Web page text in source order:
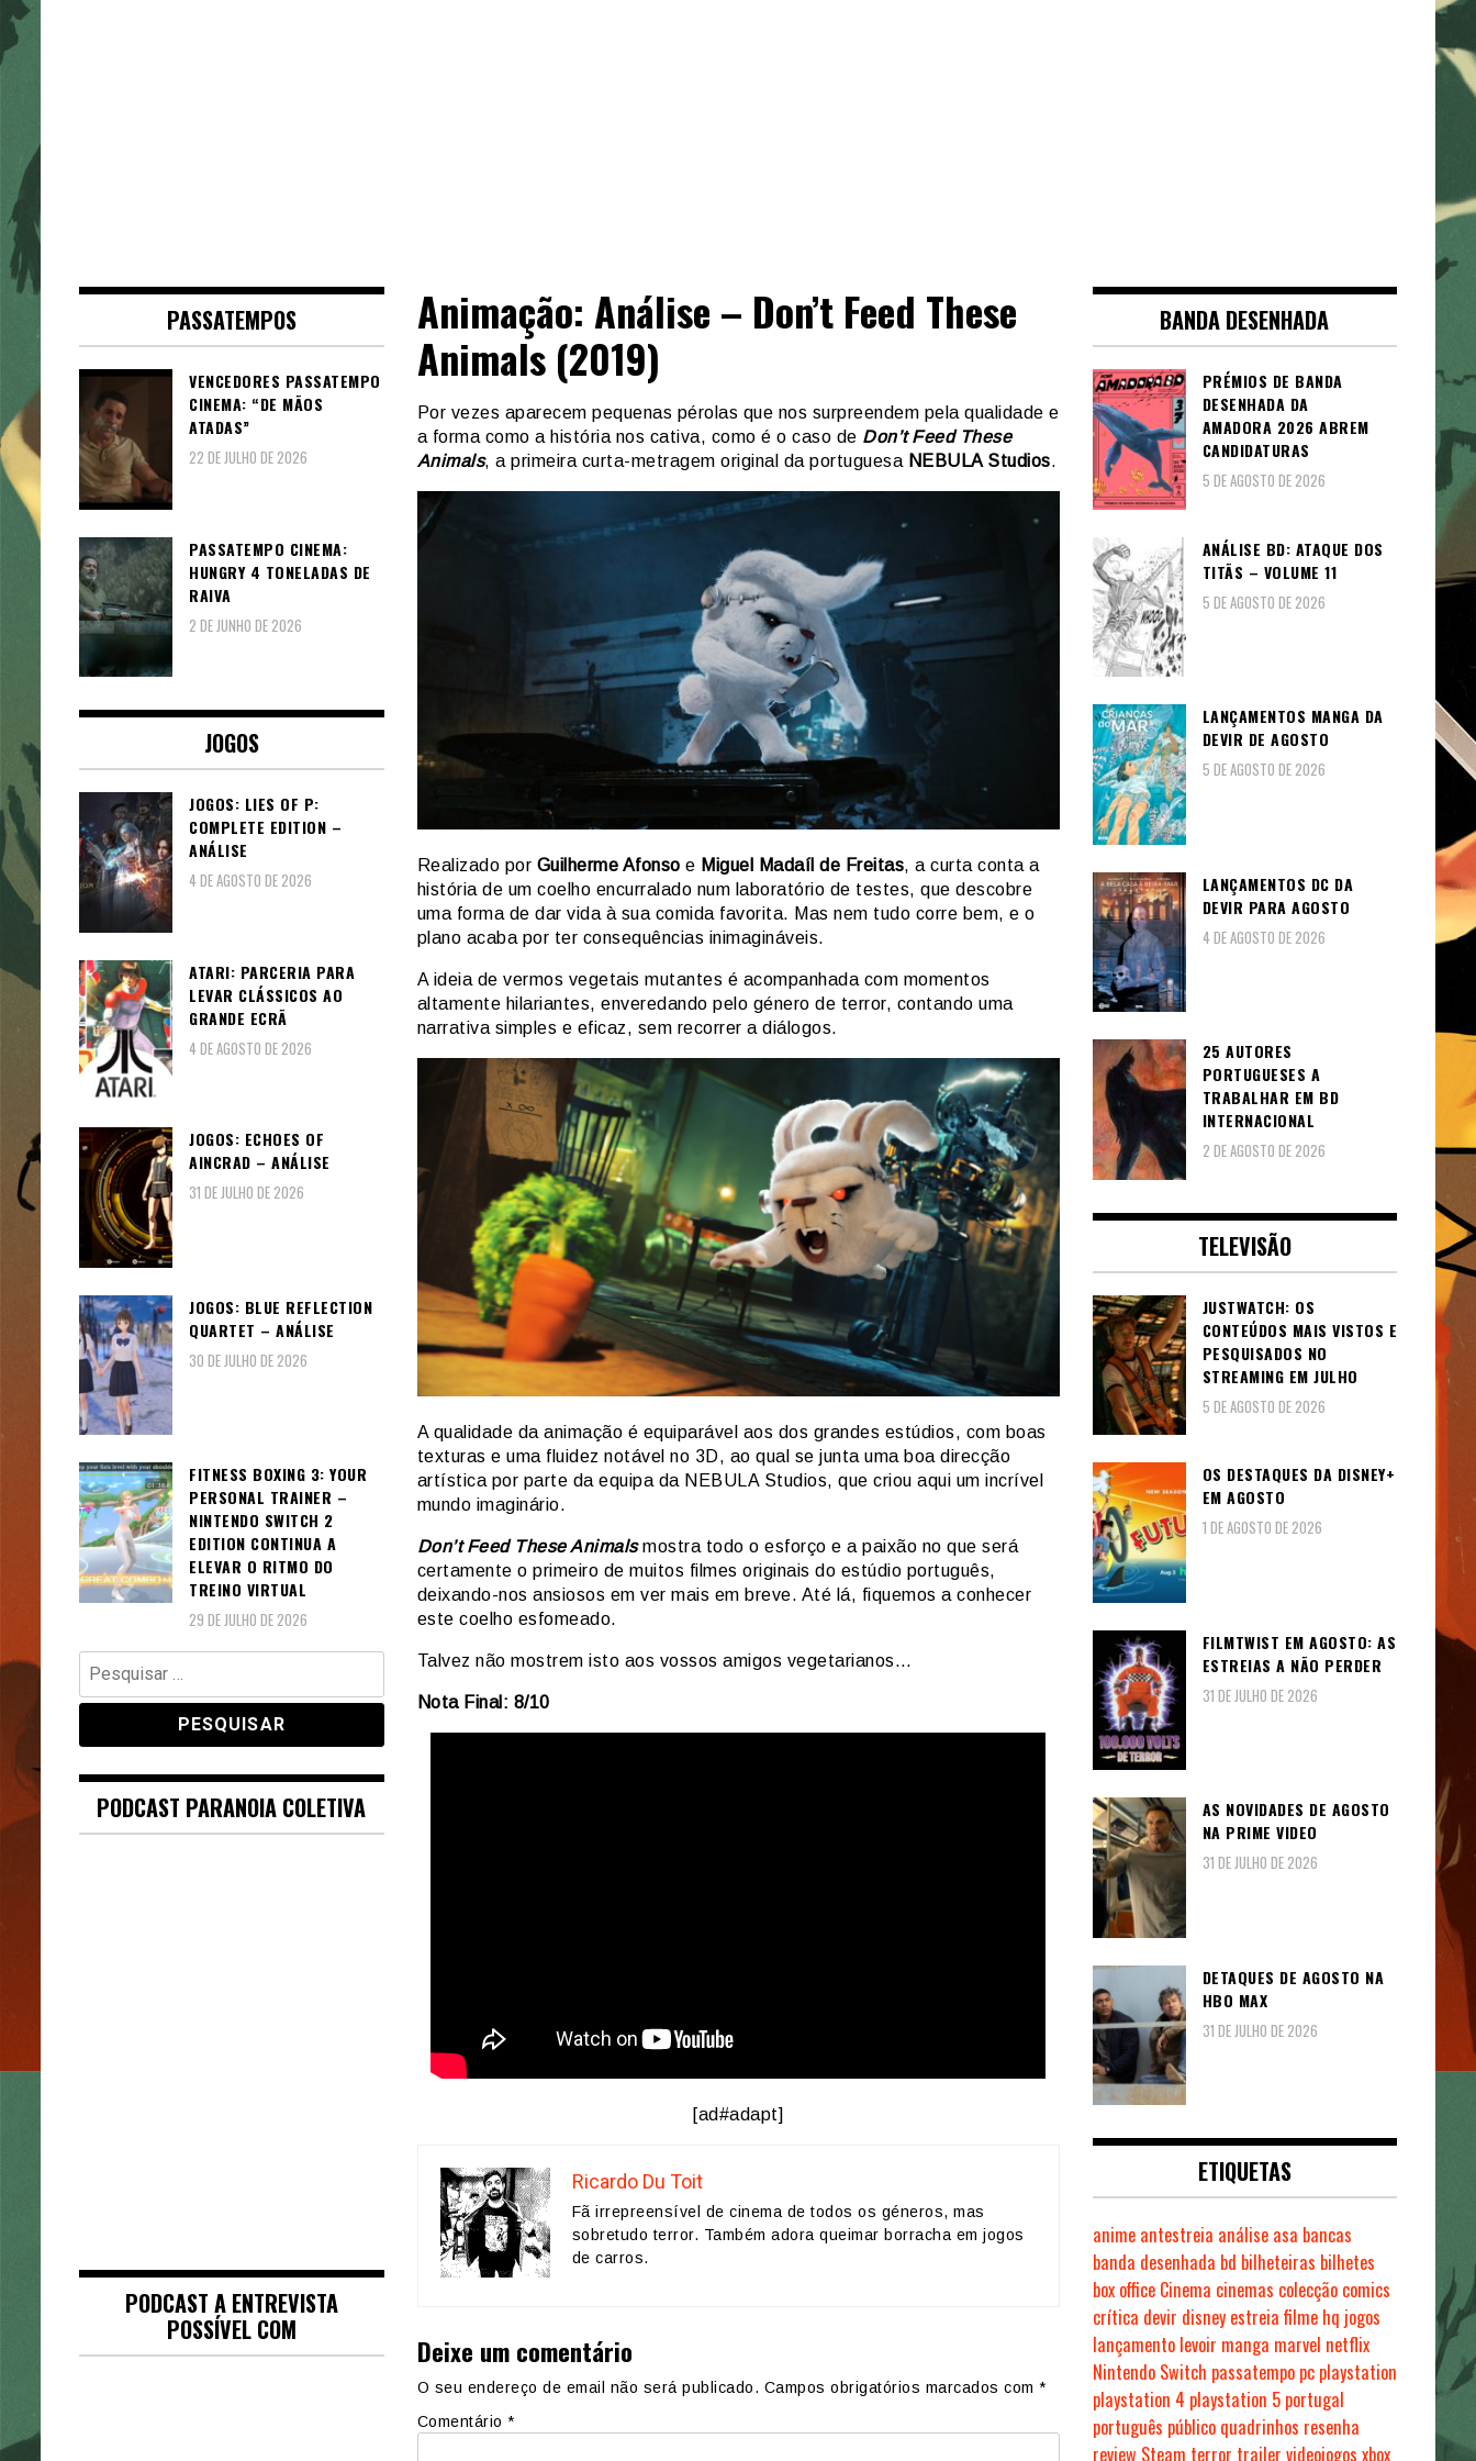
Animação: Análise – Don’t Feed These
Animals (2019)
Por vezes aparecem pequenas pérolas que nos surpreendem pela qualidade e
a forma como a história nos cativa, como é o caso de Don’t Feed These
Animals, a primeira curta-metragem original da portuguesa NEBULA Studios.
Realizado por Guilherme Afonso e Miguel Madaíl de Freitas, a curta conta a
história de um coelho encurralado num laboratório de testes, que descobre
uma forma de dar vida à sua comida favorita. Mas nem tudo corre bem, e o
plano acaba por ter consequências inimagináveis.
A ideia de vermos vegetais mutantes é acompanhada com momentos
altamente hilariantes, enveredando pelo género de terror, contando uma
narrativa simples e eficaz, sem recorrer a diálogos.
A qualidade da animação é equiparável aos dos grandes estúdios, com boas
texturas e uma fluidez notável no 3D, ao qual se junta uma boa direcção
artística por parte da equipa da NEBULA Studios, que criou aqui um incrível
mundo imaginário.
Don’t Feed These Animalsmostra todo o esforço e a paixão no que será
certamente o primeiro de muitos filmes originais do estúdio português,
deixando-nos ansiosos em ver mais em breve. Até lá, fiquemos a conhecer
este coelho esfomeado.
Talvez não mostrem isto aos vossos amigos vegetarianos…
Nota Final: 8/10
[ad#adapt]
Ricardo Du Toit
Fã irrepreensível de cinema de todos os géneros, mas
sobretudo terror. Também adora queimar borracha em jogos
de carros.
Deixe um comentário
O seu endereço de email não será publicado. Campos obrigatórios marcados com *
Comentário *
PASSATEMPOS
VENCEDORES PASSATEMPO
CINEMA: “DE MÃOS
ATADAS”
22 DE JULHO DE 2026
PASSATEMPO CINEMA:
HUNGRY 4 TONELADAS DE
RAIVA
2 DE JUNHO DE 2026
JOGOS
JOGOS: LIES OF P:
COMPLETE EDITION –
ANÁLISE
4 DE AGOSTO DE 2026
ATARI: PARCERIA PARA
LEVAR CLÁSSICOS AO
GRANDE ECRÃ
4 DE AGOSTO DE 2026
JOGOS: ECHOES OF
AINCRAD – ANÁLISE
31 DE JULHO DE 2026
JOGOS: BLUE REFLECTION
QUARTET – ANÁLISE
30 DE JULHO DE 2026
FITNESS BOXING 3: YOUR
PERSONAL TRAINER –
NINTENDO SWITCH 2
EDITION CONTINUA A
ELEVAR O RITMO DO
TREINO VIRTUAL
29 DE JULHO DE 2026
Pesquisar
por:
PODCAST PARANOIA COLETIVA
PODCAST A ENTREVISTA
POSSÍVEL COM
BANDA DESENHADA
PRÉMIOS DE BANDA
DESENHADA DA
AMADORA 2026 ABREM
CANDIDATURAS
5 DE AGOSTO DE 2026
ANÁLISE BD: ATAQUE DOS
TITÃS – VOLUME 11
5 DE AGOSTO DE 2026
LANÇAMENTOS MANGA DA
DEVIR DE AGOSTO
5 DE AGOSTO DE 2026
LANÇAMENTOS DC DA
DEVIR PARA AGOSTO
4 DE AGOSTO DE 2026
25 AUTORES
PORTUGUESES A
TRABALHAR EM BD
INTERNACIONAL
2 DE AGOSTO DE 2026
TELEVISÃO
JUSTWATCH: OS
CONTEÚDOS MAIS VISTOS E
PESQUISADOS NO
STREAMING EM JULHO
5 DE AGOSTO DE 2026
OS DESTAQUES DA DISNEY+
EM AGOSTO
1 DE AGOSTO DE 2026
FILMTWIST EM AGOSTO: AS
ESTREIAS A NÃO PERDER
31 DE JULHO DE 2026
AS NOVIDADES DE AGOSTO
NA PRIME VIDEO
31 DE JULHO DE 2026
DETAQUES DE AGOSTO NA
HBO MAX
31 DE JULHO DE 2026
ETIQUETAS
anime antestreia análise asa bancas
banda desenhada bd bilheteiras bilhetes
box office Cinema cinemas colecção comics
crítica devir disney estreiafilme hq jogos
lançamento levoir manga marvel netflix
Nintendo Switch passatempo pc playstation
playstation 4 playstation 5 portugal
português público quadrinhos resenha
review Steam terror trailer videojogos xbox